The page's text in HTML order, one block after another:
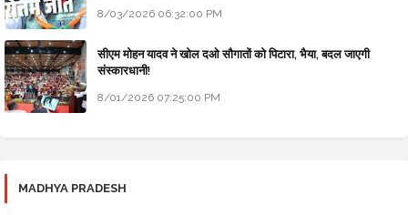
8/03/2026 06:32:00 PM
सीएम मोहन यादव ने खोल दओ सौगातों को पिटारा, भैया, बदल जाएगी
संस्कारधानी!
8/01/2026 07:25:00 PM
MADHYA PRADESH